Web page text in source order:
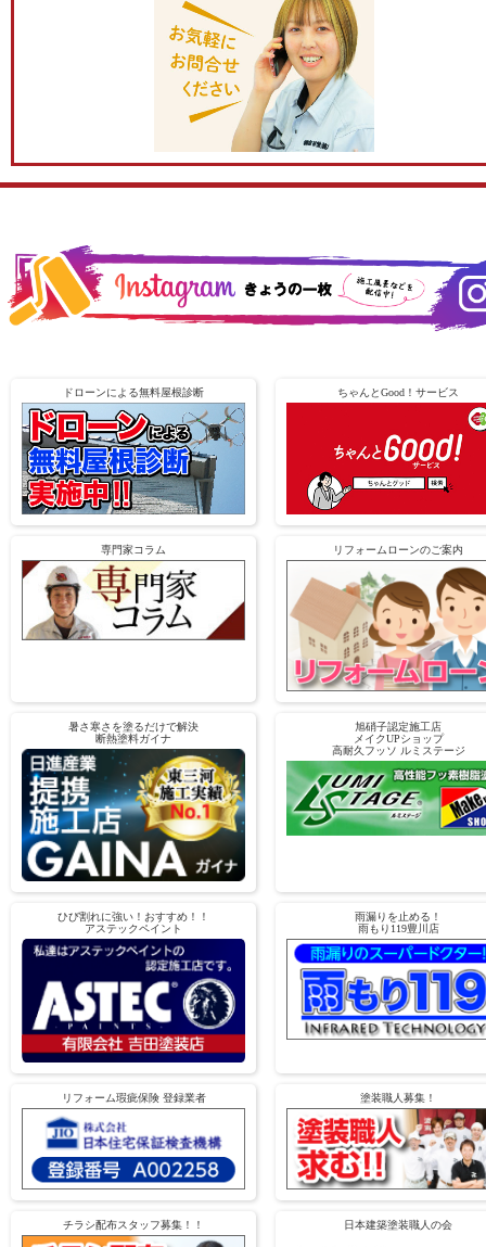
ドローンによる無料屋根診断 ちゃんとGood！サービス
専門家コラム リフォームローンのご案内
暑さ寒さを塗るだけで解決
断熱塗料ガイナ
旭硝子認定施工店
メイクUPショップ
高耐久フッソ ルミステージ
ひび割れに強い！おすすめ！！
アステックペイント
雨漏りを止める！
雨もり119豊川店
リフォーム瑕疵保険 登録業者 塗装職人募集！
チラシ配布スタッフ募集！！ 日本建築塗装職人の会